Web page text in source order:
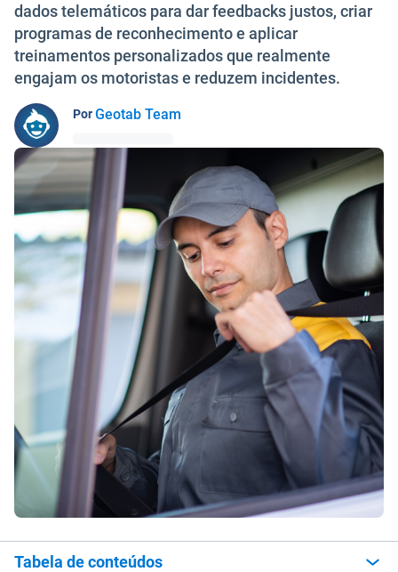
dados telemáticos para dar feedbacks justos, criar
programas de reconhecimento e aplicar
treinamentos personalizados que realmente
engajam os motoristas e reduzem incidentes.
PorGeotab Team
Tabela de conteúdos